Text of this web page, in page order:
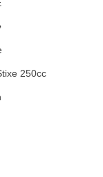
(69)
(45)
250cc(306)